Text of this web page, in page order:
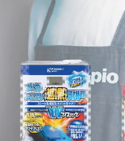
お問い合わせ
関西ペイントHP
カラーシミュレーション
Q&A